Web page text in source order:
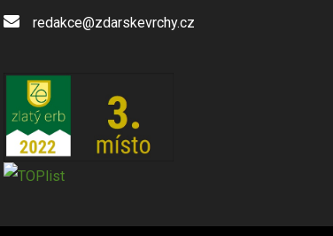
redakce@zdarskevrchy.cz